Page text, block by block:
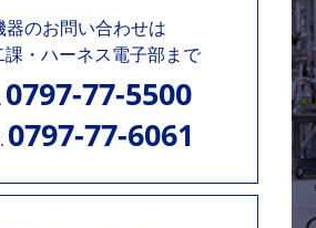
器のお問い合わせは
課・ハーネス電子部まで
0797-77-5500
0797-77-6061